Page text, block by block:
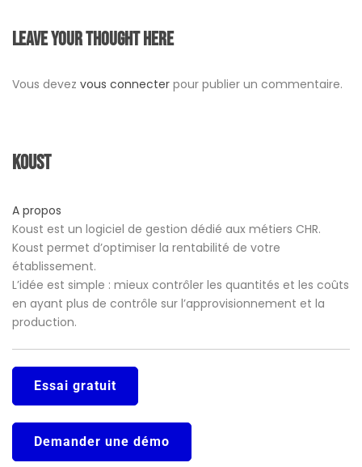
Leave your thought here
Vous devez vous connecter pour publier un commentaire.
Koust
A propos
Koust est un logiciel de gestion dédié aux métiers CHR.
Koust permet d’optimiser la rentabilité de votre
établissement.
L’idée est simple : mieux contrôler les quantités et les coûts
en ayant plus de contrôle sur l’approvisionnement et la
production.
Essai gratuit
Demander une démo